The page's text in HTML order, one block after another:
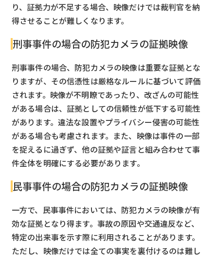
り、証拠力が不足する場合、映像だけでは裁判官を納
得させることが難しくなります。
刑事事件の場合の防犯カメラの証拠映像
刑事事件の場合、防犯カメラの映像は重要な証拠とな
りますが、その信憑性は厳格なルールに基づいて評価
されます。映像が不明瞭であったり、改ざんの可能性
がある場合は、証拠としての信頼性が低下する可能性
があります。違法な設置やプライバシー侵害の可能性
がある場合も考慮されます。また、映像は事件の一部
を捉えるに過ぎず、他の証拠や証言と組み合わせて事
件全体を明確にする必要があります。
民事事件の場合の防犯カメラの証拠映像
一方で、民事事件においては、防犯カメラの映像が有
効な証拠となり得ます。事故の原因や交通違反など、
特定の出来事を示す際に利用されることがあります。
ただし、映像だけでは全ての事実を裏付けるのは難し